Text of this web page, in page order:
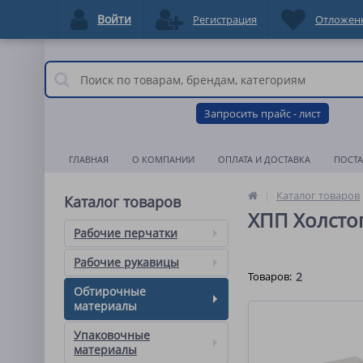
Запросить прайс - лист
ГЛАВНАЯ О КОМПАНИИ ОПЛАТА И ДОСТАВКА
Каталог товаров
Рабочие перчатки
Рабочие рукавицы
Обтирочные
материалы
Упаковочные
материалы
Каталог товаров
ХПП
Товаров: 2
Войти Регистрация